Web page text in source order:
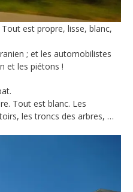
Tout est propre, lisse, blanc,
; et les automobilistes
et les piétons !
Tout est blanc. Les
les troncs des arbres, …